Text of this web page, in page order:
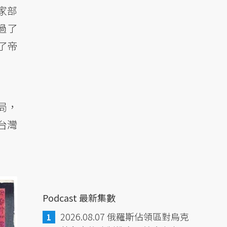
部
了
帝
，
灣
Podcast 最新集數
2026.08.07 俄羅斯佔領區對烏克